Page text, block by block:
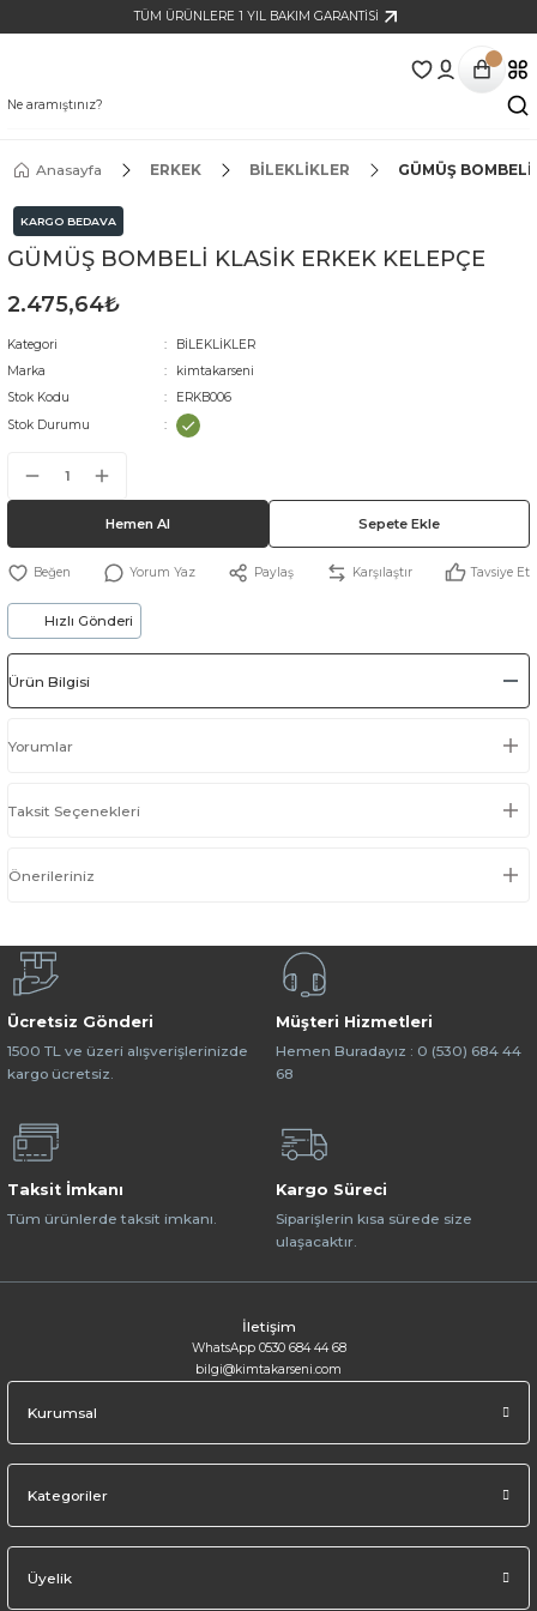
TÜM ÜRÜNLERE 1 YIL BAKIM GARANTİSİ
Anasayfa ERKEK BİLEKLİKLER GÜMÜŞ BOMBELİ
KARGO BEDAVA
GÜMÜŞ BOMBELİ KLASİK ERKEK KELEPÇE
2.475,64₺
Kategori
BİLEKLİKLER
Marka
kimtakarseni
Stok Kodu
ERKB006
Stok Durumu
Hemen Al Sepete Ekle
Yorum Yaz Paylaş Karşılaştır Tavsiye Et
Hızlı Gönderi
Ürün Bilgisi
Yorumlar
Taksit Seçenekleri
Önerileriniz
Ücretsiz Gönderi
1500 TL ve üzeri alışverişlerinizde
kargo ücretsiz.
Müşteri Hizmetleri
Hemen Buradayız : 0 (530) 684 44
68
Taksit İmkanı
Tüm ürünlerde taksit imkanı.
Kargo Süreci
Siparişlerin kısa sürede size
ulaşacaktır.
İletişim
WhatsApp 0530 684 44 68
bilgi@kimtakarseni.com
Kurumsal
Kategoriler
Üyelik